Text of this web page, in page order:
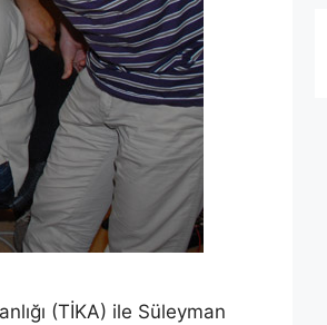
(TİKA) ile Süleyman